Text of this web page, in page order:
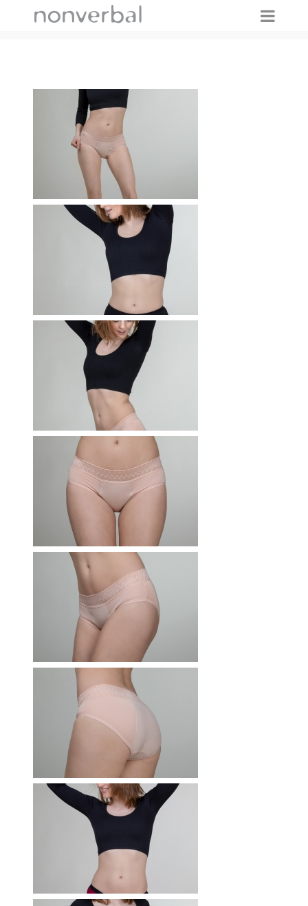
IMAGES TAGGED "FREISTELLER"